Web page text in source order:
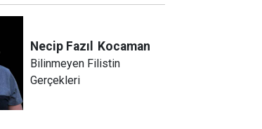
Necip Fazıl Kocaman
Bilinmeyen Filistin
Gerçekleri